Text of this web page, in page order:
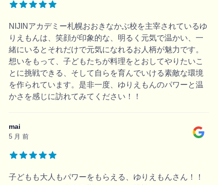
NIJINアカデミー札幌おおきなかぶ校を主宰されているゆ
りえもんは、笑顔が印象的な、明るく元気で温かい、一
緒にいるとそれだけで元気になれるお人柄が魅力です。
想いをもって、子どもたちが料理をとおしてやりたいこ
とに挑戦できる、そして自らを育んでいける素敵な環境
を作られています。是非一度、ゆりえもんのパワーと温
かさを感じに訪れてみてください！！
mai
5 月 前
子どもも大人もパワーをもらえる、ゆりえもんさん！！